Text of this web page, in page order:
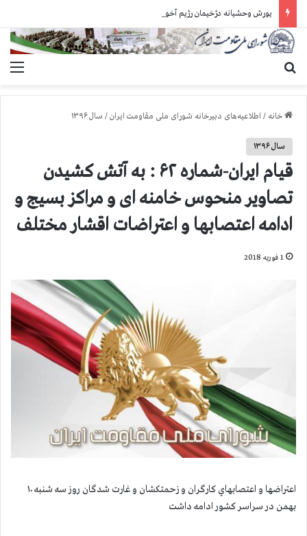
خانه / اطلاعیه‌های دبیرخانه شورای ملی مقاومت ایران/ سال ۱۳۹۶
سال ۱۳۹۶
قیام ایران-شماره ۶۲ : به آتش کشیدن
تصاویر منحوس خامنه ای و مراکز بسیج و
ادامه اعتصابها و اعتراضات اقشار مختلف
1 فوریه 2018
اعتراضها و اعتصابهاي كارگران و زحمتكشان و غارت شدگان روز سه شنبه ۱۰
بهمن در سراسر كشور ادامه داشت